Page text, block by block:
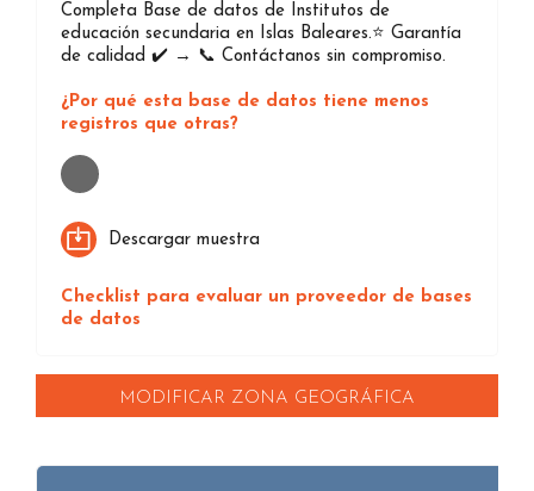
Completa Base de datos de Institutos de
educación secundaria en Islas Baleares.⭐️ Garantía
de calidad ✔️ → 📞 Contáctanos sin compromiso.
¿Por qué esta base de datos tiene menos
registros que otras?
Loading...
Descargar muestra
Checklist para evaluar un proveedor de bases
de datos
MODIFICAR ZONA GEOGRÁFICA